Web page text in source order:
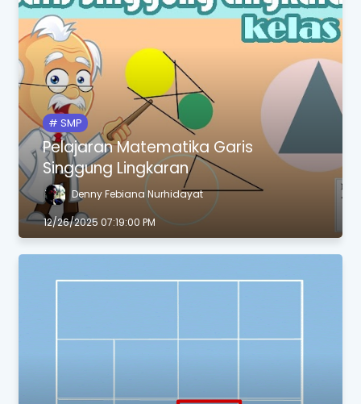
SMP
Pelajaran Matematika Garis
Singgung Lingkaran
Denny Febiana Nurhidayat
12/26/2025 07:19:00 PM